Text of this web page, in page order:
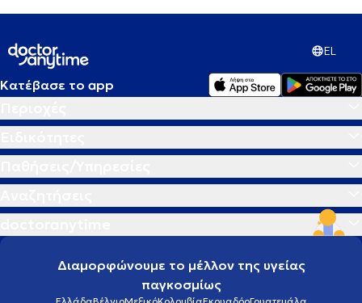
EL
Κατέβασε το app
Διαμορφώνουμε το μέλλον της υγείας
παγκοσμίως